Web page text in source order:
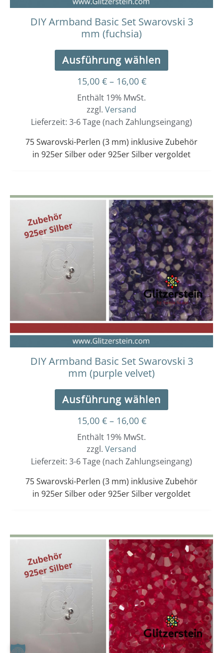
DIY Armband Basic Set Swarovski 3
mm (fuchsia)
Ausführung wählen
werden
15,00 € – 16,00 €
Enthält 19% MwSt.
zzgl. Versand
Lieferzeit: 3-6 Tage (nach Zahlungseingang)
75 Swarovski-Perlen (3 mm) inklusive Zubehör
in 925er Silber oder 925er Silber vergoldet
DIY Armband Basic Set Swarovski 3
mm (purple velvet)
Ausführung wählen
Dieses
Produkt
weist
mehrere
Varianten
auf.
Die
Optionen
können
auf
der
werden
15,00 € – 16,00 €
Preisspanne:
15,00 €
bis
16,00 €
Enthält 19% MwSt.
zzgl. Versand
Lieferzeit: 3-6 Tage (nach Zahlungseingang)
75 Swarovski-Perlen (3 mm) inklusive Zubehör
in 925er Silber oder 925er Silber vergoldet
Dieses
Produkt
weist
mehrere
Varianten
auf.
Die
Optionen
können
auf
Preisspanne:
15,00 €
bis
16,00 €